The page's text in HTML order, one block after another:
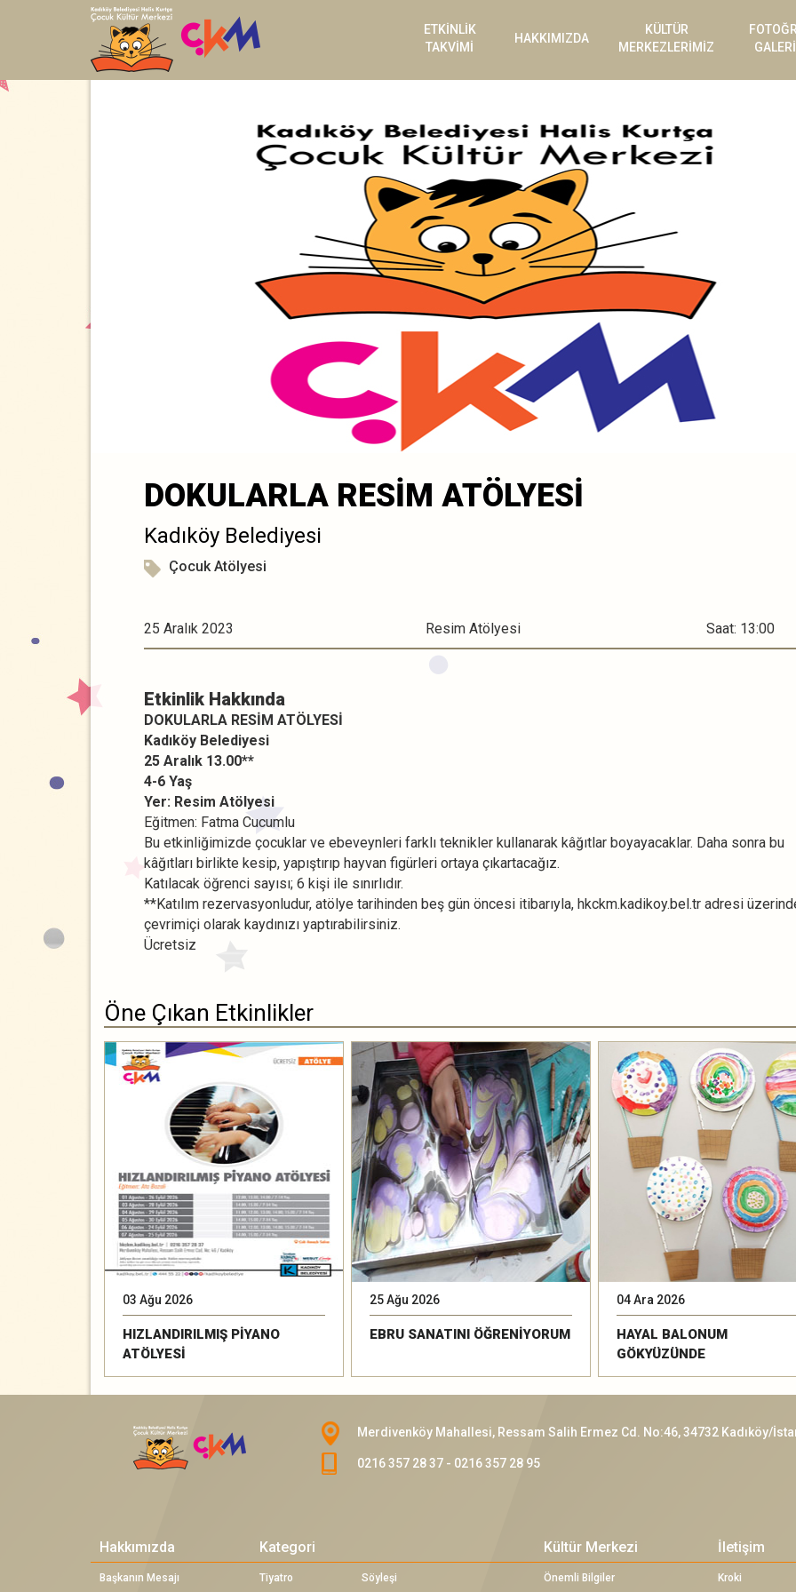
ETKİNLİK
TAKVİMİ
HAKKIMIZDA
KÜLTÜR
MERKEZLERİMİZ
DOKULARLA RESİM ATÖLYESİ
Kadıköy Belediyesi
Çocuk Atölyesi
25 Aralık 2023 Resim Atölyesi Saat: 13:00
Etkinlik Hakkında
DOKULARLA RESİM ATÖLYESİ
Kadıköy Belediyesi
25 Aralık 13.00**
4-6 Yaş
Yer: Resim Atölyesi
Eğitmen: Fatma Cucumlu
Bu etkinliğimizde çocuklar ve ebeveynleri farklı teknikler kullanarak kâğıtlar boyayacaklar. Daha sonra bu
kâğıtları birlikte kesip, yapıştırıp hayvan figürleri ortaya çıkartacağız.
Katılacak öğrenci sayısı; 6 kişi ile sınırlıdır.
**Katılım rezervasyonludur, atölye tarihinden beş gün öncesi itibarıyla, hkckm.kadikoy.bel.tr adresi
çevrimiçi olarak kaydınızı yaptırabilirsiniz.
Ücretsiz
Öne Çıkan Etkinlikler
03 Ağu 2026
HIZLANDIRILMIŞ PİYANO
ATÖLYESİ
25 Ağu 2026
EBRU SANATINI ÖĞRENİYORUM
04 Ara 2026
HAYAL BALONUM
GÖKYÜZÜNDE
Merdivenköy Mahallesi, Ressam Salih Ermez Cd. No:46, 34732 Kadıköy/
0216 357 28 37 - 0216 357 28 95
Hakkımızda
Başkanın Mesajı
Kategori
Tiyatro Söyleşi
Kültür Merkezi
Önemli Bilgiler
İletişim
Kroki